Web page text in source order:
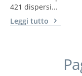
421 dispersi...
Leggi tutto